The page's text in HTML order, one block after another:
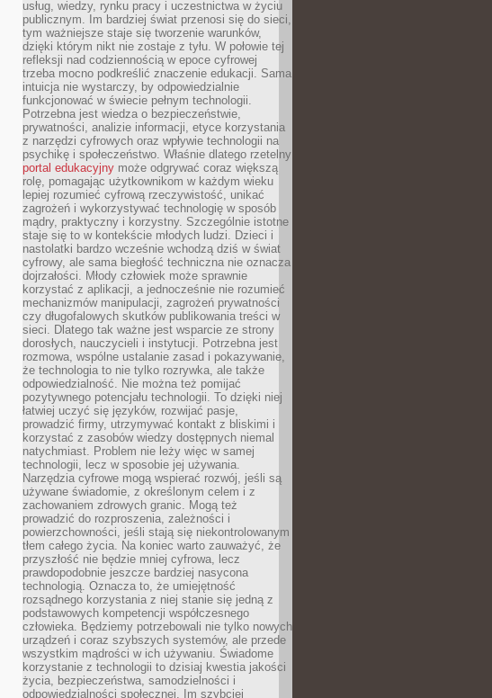
usług, wiedzy, rynku pracy i uczestnictwa w życiu
publicznym. Im bardziej świat przenosi się do sieci,
tym ważniejsze staje się tworzenie warunków,
dzięki którym nikt nie zostaje z tyłu. W połowie tej
refleksji nad codziennością w epoce cyfrowej
trzeba mocno podkreślić znaczenie edukacji. Sama
intuicja nie wystarczy, by odpowiedzialnie
funkcjonować w świecie pełnym technologii.
Potrzebna jest wiedza o bezpieczeństwie,
prywatności, analizie informacji, etyce korzystania
z narzędzi cyfrowych oraz wpływie technologii na
psychikę i społeczeństwo. Właśnie dlatego rzetelny
portal edukacyjny może odgrywać coraz większą
rolę, pomagając użytkownikom w każdym wieku
lepiej rozumieć cyfrową rzeczywistość, unikać
zagrożeń i wykorzystywać technologię w sposób
mądry, praktyczny i korzystny. Szczególnie istotne
staje się to w kontekście młodych ludzi. Dzieci i
nastolatki bardzo wcześnie wchodzą dziś w świat
cyfrowy, ale sama biegłość techniczna nie oznacza
dojrzałości. Młody człowiek może sprawnie
korzystać z aplikacji, a jednocześnie nie rozumieć
mechanizmów manipulacji, zagrożeń prywatności
czy długofalowych skutków publikowania treści w
sieci. Dlatego tak ważne jest wsparcie ze strony
dorosłych, nauczycieli i instytucji. Potrzebna jest
rozmowa, wspólne ustalanie zasad i pokazywanie,
że technologia to nie tylko rozrywka, ale także
odpowiedzialność. Nie można też pomijać
pozytywnego potencjału technologii. To dzięki niej
łatwiej uczyć się języków, rozwijać pasje,
prowadzić firmy, utrzymywać kontakt z bliskimi i
korzystać z zasobów wiedzy dostępnych niemal
natychmiast. Problem nie leży więc w samej
technologii, lecz w sposobie jej używania.
Narzędzia cyfrowe mogą wspierać rozwój, jeśli są
używane świadomie, z określonym celem i z
zachowaniem zdrowych granic. Mogą też
prowadzić do rozproszenia, zależności i
powierzchowności, jeśli stają się niekontrolowanym
tłem całego życia. Na koniec warto zauważyć, że
przyszłość nie będzie mniej cyfrowa, lecz
prawdopodobnie jeszcze bardziej nasycona
technologią. Oznacza to, że umiejętność
rozsądnego korzystania z niej stanie się jedną z
podstawowych kompetencji współczesnego
człowieka. Będziemy potrzebowali nie tylko nowych
urządzeń i coraz szybszych systemów, ale przede
wszystkim mądrości w ich używaniu. Świadome
korzystanie z technologii to dzisiaj kwestia jakości
życia, bezpieczeństwa, samodzielności i
odpowiedzialności społecznej. Im szybciej